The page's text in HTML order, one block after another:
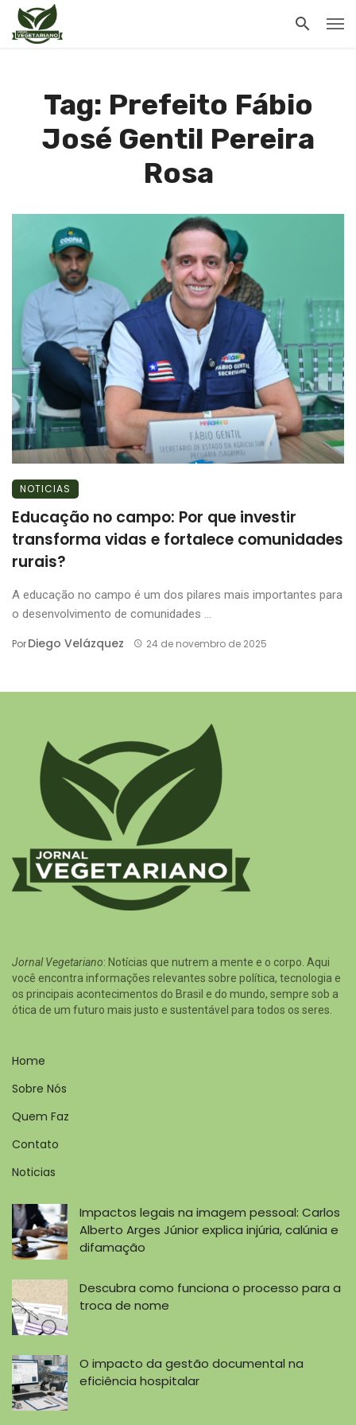
Tag: Prefeito Fábio
José Gentil Pereira
Rosa
NOTICIAS
Educação no campo: Por que investir
transforma vidas e fortalece comunidades
rurais?
A educação no campo é um dos pilares mais importantes para
o desenvolvimento de comunidades ...
PorDiego Velázquez 24 de novembro de 2025
Jornal Vegetariano: Notícias que nutrem a mente e o corpo. Aqui
você encontra informações relevantes sobre política, tecnologia e
os principais acontecimentos do Brasil e do mundo, sempre sob a
ótica de um futuro mais justo e sustentável para todos os seres.
Home
Sobre Nós
Quem Faz
Contato
Noticias
Impactos legais na imagem pessoal: Carlos
Alberto Arges Júnior explica injúria, calúnia e
difamação
Descubra como funciona o processo para a
troca de nome
O impacto da gestão documental na
eficiência hospitalar